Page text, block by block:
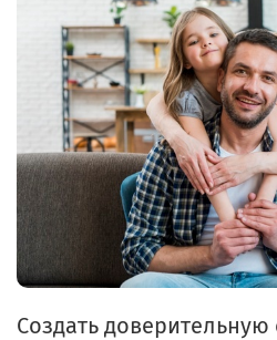
Создать доверительную